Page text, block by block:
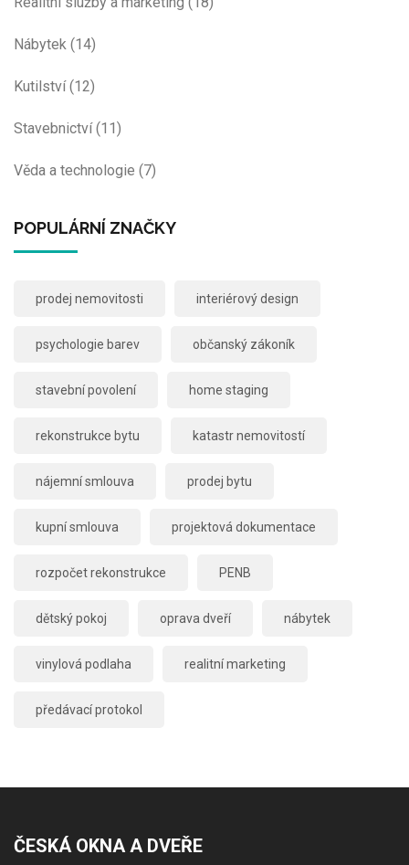
Nábytek (14)
Kutilství(12)
Stavebnictví(11)
Věda a technologie (7)
POPULÁRNÍ ZNAČKY
prodej nemovitosti interiérový design
psychologie barev občanský zákoník
stavební povolení home staging
rekonstrukce bytu katastr nemovitostí
nájemní smlouva prodej bytu
kupní smlouva projektová dokumentace
rozpočet rekonstrukce PENB
dětský pokoj oprava dveří nábytek
vinylová podlaha realitní marketing
předávací protokol
ČESKÁ OKNA A DVEŘE